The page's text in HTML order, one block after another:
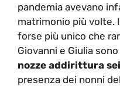
pandemia avevano
matrimonio più volte.
forse più unico che
Giovanni e Giulia
nozze addirittura
presenza dei nonni